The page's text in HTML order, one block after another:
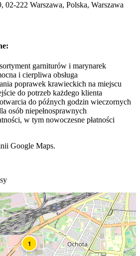
02-222 Warszawa, Polska, Warszawa
garniturów i marynarek
i cierpliwa obsługa
poprawek krawieckich na miejscu
do potrzeb każdego klienta
do późnych godzin wieczornych
osób niepełnosprawnych
w tym nowoczesne płatności
Google Maps.
1